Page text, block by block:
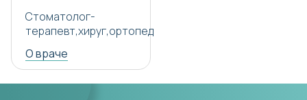
Стоматолог-
терапевт,хируг,ортопед
О враче